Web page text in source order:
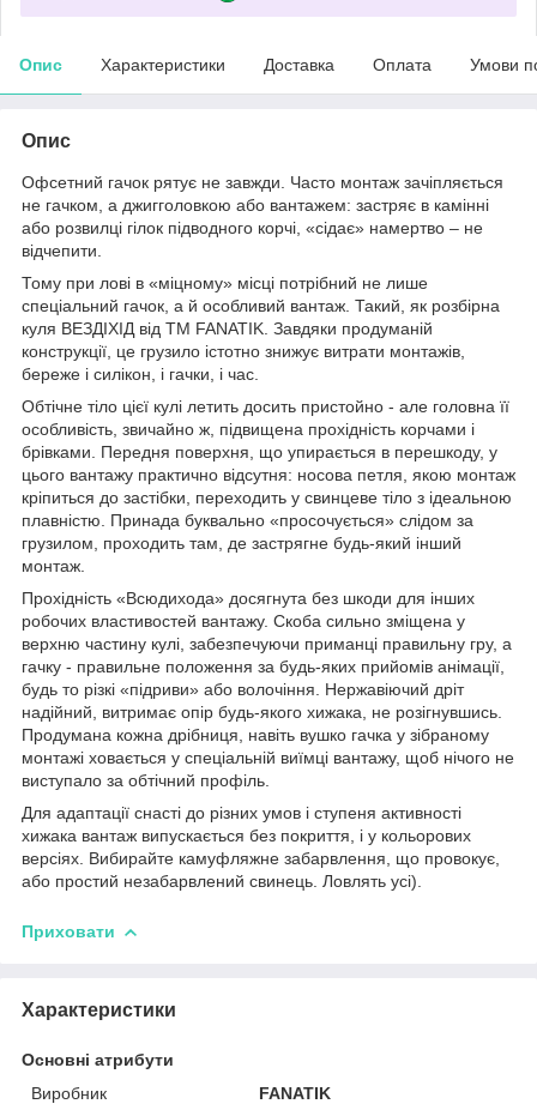
Опис Характеристики Доставка Оплата Умови
Опис
Офсетний гачок рятує не завжди. Часто монтаж зачіпляється
не гачком, а джигголовкою або вантажем: застряє в камінні
або розвилці гілок підводного корчі, «сідає» намертво – не
відчепити.
Тому при лові в «міцному» місці потрібний не лише
спеціальний гачок, а й особливий вантаж. Такий, як розбірна
куля ВЕЗДІХІД від ТМ FANATIK. Завдяки продуманій
конструкції, це грузило істотно знижує витрати монтажів,
береже і силікон, і гачки, і час.
Обтічне тіло цієї кулі летить досить пристойно - але головна її
особливість, звичайно ж, підвищена прохідність корчами і
брівками. Передня поверхня, що упирається в перешкоду, у
цього вантажу практично відсутня: носова петля, якою монтаж
кріпиться до застібки, переходить у свинцеве тіло з ідеальною
плавністю. Принада буквально «просочується» слідом за
грузилом, проходить там, де застрягне будь-який інший
монтаж.
Прохідність «Всюдихода» досягнута без шкоди для інших
робочих властивостей вантажу. Скоба сильно зміщена у
верхню частину кулі, забезпечуючи приманці правильну гру, а
гачку - правильне положення за будь-яких прийомів анімації,
будь то різкі «підриви» або волочіння. Нержавіючий дріт
надійний, витримає опір будь-якого хижака, не розігнувшись.
Продумана кожна дрібниця, навіть вушко гачка у зібраному
монтажі ховається у спеціальній виїмці вантажу, щоб нічого не
виступало за обтічний профіль.
Для адаптації снасті до різних умов і ступеня активності
хижака вантаж випускається без покриття, і у кольорових
версіях. Вибирайте камуфляжне забарвлення, що провокує,
або простий незабарвлений свинець. Ловлять усі).
Приховати
Характеристики
Основні атрибути
Виробник
FANATIK